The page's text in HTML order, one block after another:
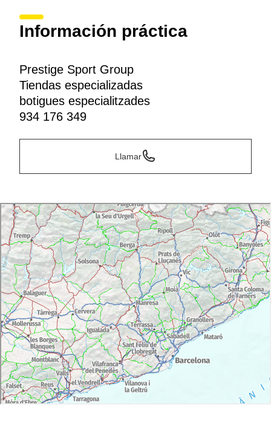
Información práctica
Prestige Sport Group
Tiendas especializadas
botigues especialitzades
934 176 349
Llamar